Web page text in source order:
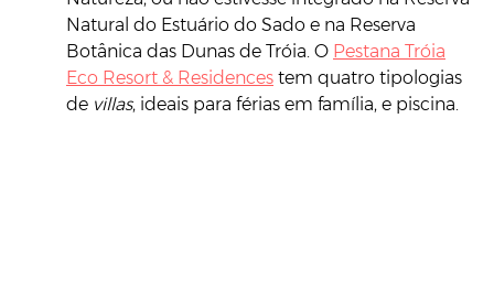
Natural do Estuário do Sado e na Reserva
Botânica das Dunas de Tróia. O Pestana Tróia
Eco Resort & Residences tem quatro tipologias
de villas, ideais para férias em família, e piscina.